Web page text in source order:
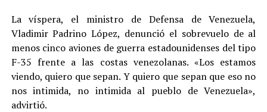
La víspera, el ministro de Defensa de Venezuela,
Vladimir Padrino López, denunció el sobrevuelo de al
menos cinco aviones de guerra estadounidenses del tipo
F-35 frente a las costas venezolanas. «Los estamos
viendo, quiero que sepan. Y quiero que sepan que eso no
nos intimida, no intimida al pueblo de Venezuela»,
advirtió.